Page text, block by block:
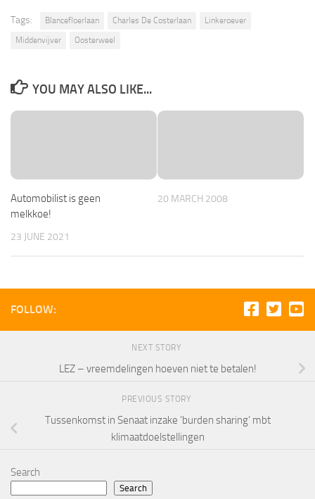
Tags: Blancefloerlaan Charles De Costerlaan
Linkeroever
Middenvijver
Oosterweel
YOU MAY ALSO LIKE...
Automobilist is geen
melkkoe!
23 JUNE 2021
20 MARCH 2008
FOLLOW:
NEXT STORY
LEZ – vreemdelingen hoeven niet te betalen!
PREVIOUS STORY
Tussenkomst in Senaat inzake ‘burden sharing’ mbt
klimaatdoelstellingen
Search
Search